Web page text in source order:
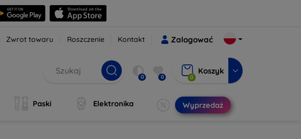
Zwrot towaru Roszczenie Kontakt Zalogować
0 0 0
Koszyk
Paski Elektronika Wyprzedaż